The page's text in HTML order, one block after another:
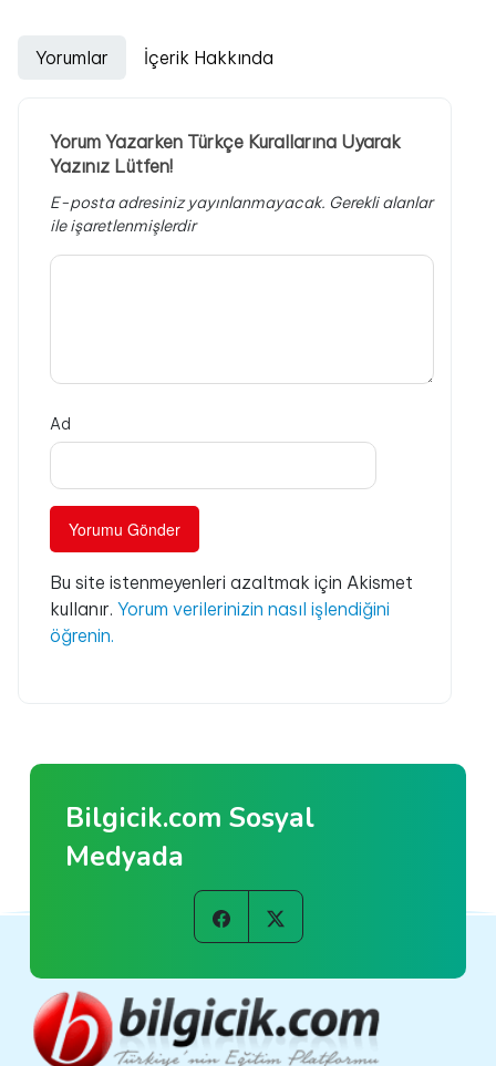
Yorumlar İçerik Hakkında
Yorum Yazarken Türkçe Kurallarına Uyarak
Yazınız Lütfen!
E-posta adresiniz yayınlanmayacak. Gerekli alanlar
ile işaretlenmişlerdir
Ad
Bu site istenmeyenleri azaltmak için Akismet
kullanır. Yorum verilerinizin nasıl işlendiğini
öğrenin.
Bilgicik.com Sosyal
Medyada